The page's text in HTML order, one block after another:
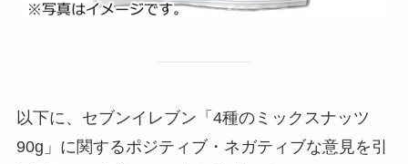
以下に、セブンイレブン「4種のミックスナッツ
90g」に関するポジティブ・ネガティブな意見を引